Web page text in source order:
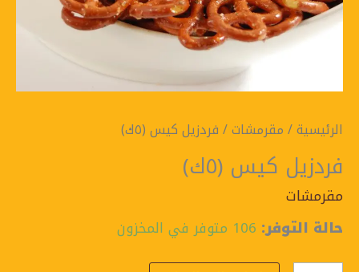
الرئيسية/ مقرمشات/ فردزيل كيس (٥ك)
فردزيل كيس (٥ك)
مقرمشات
حالة التوفر: 106 متوفر في المخزون